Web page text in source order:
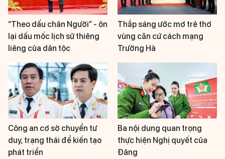
“Theo dấu chân Người” - ôn
lại dấu mốc lịch sử thiêng
liêng của dân tộc
Thắp sáng ước mơ trẻ thơ
vùng căn cứ cách mạng
Trường Hà
Công an cơ sở chuyển tư
duy, trạng thái để kiến tạo
phát triển
Ba nội dung quan trọng
thực hiện Nghị quyết của
Đảng